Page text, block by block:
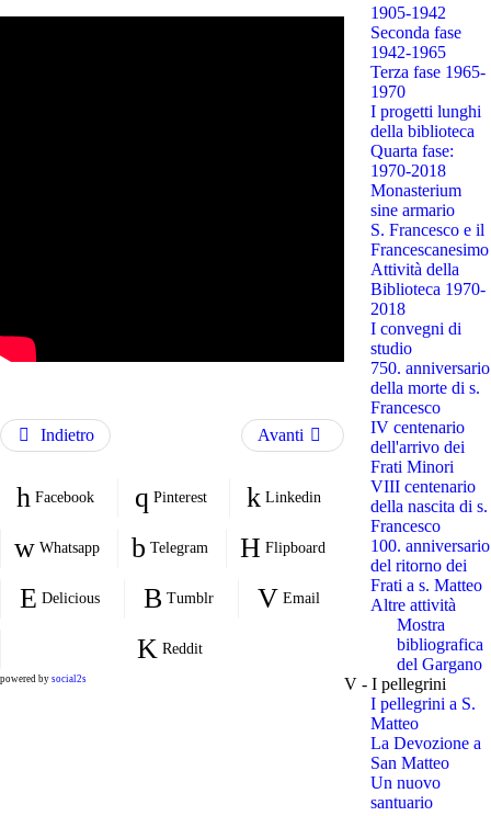
Indietro Avanti
Facebook Pinterest Linkedin
Whatsapp Telegram Flipboard
Delicious Tumblr Email
Reddit
powered by social2s
1905-1942
Seconda fase
1942-1965
Terza fase 1965-
1970
I progetti lunghi
della biblioteca
Quarta fase:
1970-2018
Monasterium
sine armario
S. Francesco e il
Francescanesimo
Attività della
Biblioteca 1970-
2018
I convegni di
studio
750. anniversario
della morte di s.
Francesco
IV centenario
dell'arrivo dei
Frati Minori
VIII centenario
della nascita di s.
Francesco
100. anniversario
del ritorno dei
Frati a s. Matteo
Altre attività
Mostra
bibliografica
del Gargano
V - I pellegrini
I pellegrini a S.
Matteo
La Devozione a
San Matteo
Un nuovo
santuario